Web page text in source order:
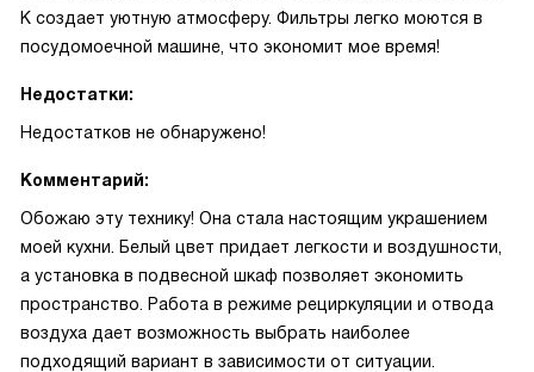
К создает уютную атмосферу. Фильтры легко моются в
посудомоечной машине, что экономит мое время!
Недостатки:
Недостатков не обнаружено!
Комментарий:
Обожаю эту технику! Она стала настоящим украшением
моей кухни. Белый цвет придает легкости и воздушности,
а установка в подвесной шкаф позволяет экономить
пространство. Работа в режиме рециркуляции и отвода
воздуха дает возможность выбрать наиболее
подходящий вариант в зависимости от ситуации.